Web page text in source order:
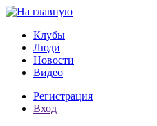
Перейти к основному
Клубы
Люди
Новости
Видео
Регистрация
Вход